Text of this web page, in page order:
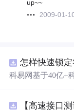
up~~
2009-01-
科易网基于40亿+
新领域的AI+数智